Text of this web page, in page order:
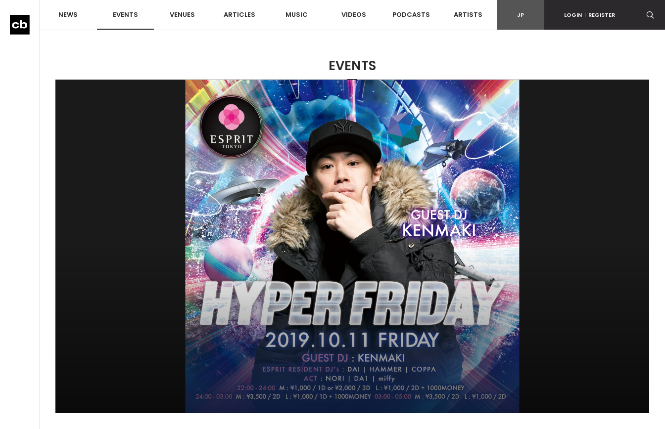
NEWS EVENTS VENUES ARTICLES MUSIC VIDEOS PODCASTS ARTISTS JP LOGIN | REGISTER
EVENTS